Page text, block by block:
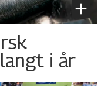
i år